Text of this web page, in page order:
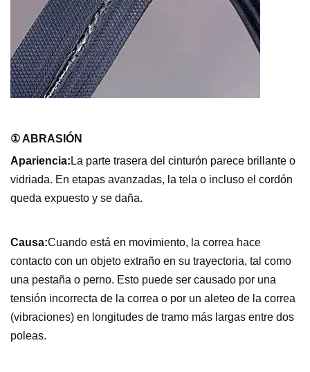
① ABRASIÓN
Apariencia: La parte trasera del cinturón parece brillante o
vidriada. En etapas avanzadas, la tela o incluso el cordón
queda expuesto y se daña.
Causa:Cuando está en movimiento, la correa hace
contacto con un objeto extraño en su trayectoria, tal como
una pestaña o perno. Esto puede ser causado por una
tensión incorrecta de la correa o por un aleteo de la correa
(vibraciones) en longitudes de tramo más largas entre dos
poleas.